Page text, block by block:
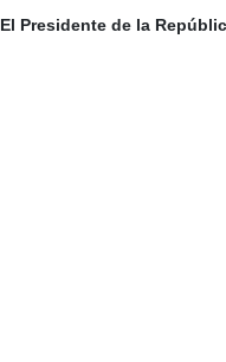
El Presidente de la